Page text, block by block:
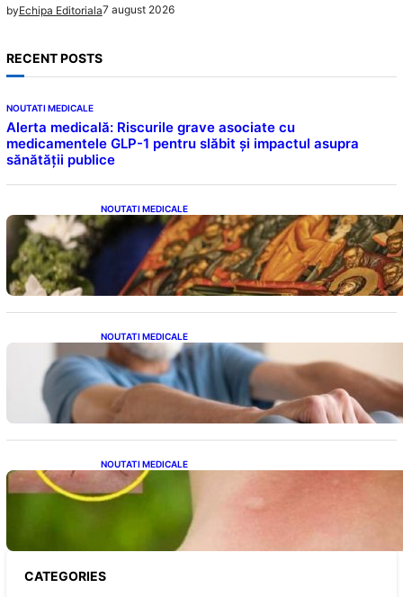
byEchipa Editoriala7 august 2026
RECENT POSTS
NOUTATI MEDICALE
Alerta medicală: Riscurile grave asociate cu
medicamentele GLP-1 pentru slăbit și impactul asupra
sănătății publice
NOUTATI MEDICALE
Postul Adormirii Maicii Domnului: Tradiții,
Superstiții și Implicații Spiritualitate în 2026
NOUTATI MEDICALE
Îmbunătățirea sănătății cardiovasculare:
Patru exerciții simple pentru reducerea
tensiunii arteriale la domiciliu
NOUTATI MEDICALE
Cum bacteriile pielii influențează atracția
țânțarilor: O nouă viziune asupra alegerii
CATEGORIES